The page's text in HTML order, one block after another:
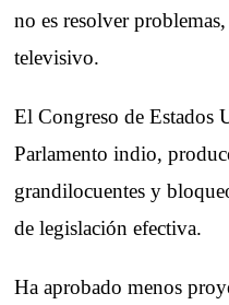
no es resolver
televisivo.
El Congreso de Estados
Parlamento indio,
grandilocuentes y
de legislación efectiva.
Ha aprobado menos